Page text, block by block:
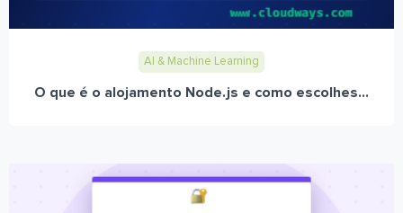
AI & Machine Learning
O que é o alojamento Node.js e como escolhes...